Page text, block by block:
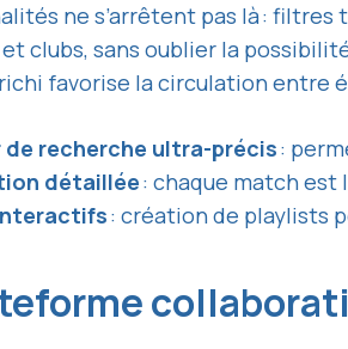
ne s’arrêtent pas là :
clubs, sans oublier la
favorise la circulation entre
de recherche ultra-précis:
détaillée: chaque match est
: création de playlists